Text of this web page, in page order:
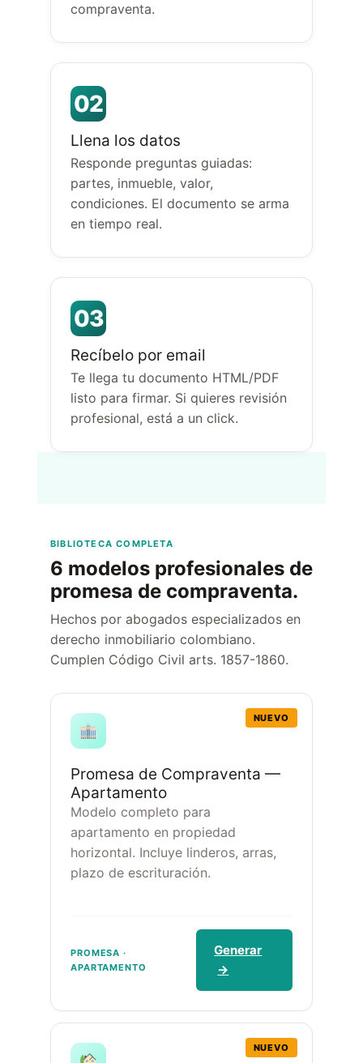
compraventa.
02
Llena los datos
Responde preguntas guiadas:
partes, inmueble, valor,
condiciones. El documento se arma
en tiempo real.
03
Recíbelo por email
Te llega tu documento HTML/PDF
listo para firmar. Si quieres revisión
profesional, está a un click.
BIBLIOTECA COMPLETA
6 modelos profesionales de
promesa de compraventa.
Hechos por abogados especializados en
derecho inmobiliario colombiano.
Cumplen Código Civil arts. 1857-1860.
NUEVO
Promesa de Compraventa —
Apartamento
Modelo completo para
apartamento en propiedad
horizontal. Incluye linderos, arras,
plazo de escrituración.
PROMESA ·
APARTAMENTO
Generar
→
NUEVO